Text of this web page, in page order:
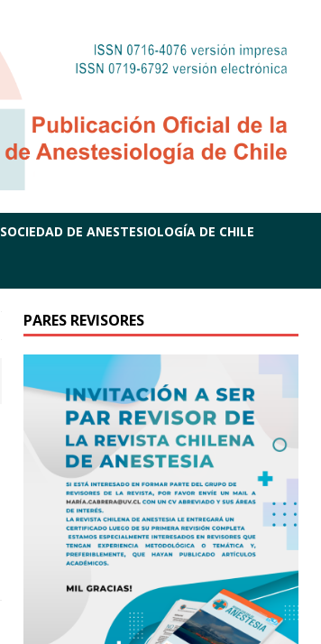
SOCIEDAD DE ANESTESIOLOGÍA DE CHILE
PARES REVISORES